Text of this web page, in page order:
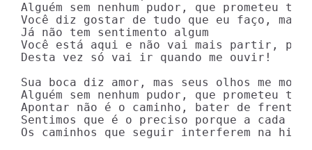
Alguém sem nenhum pudor, que prometeu
Você diz gostar de tudo que eu faço, mas
Já não tem sentimento algum
Você está aqui e não vai mais partir,
Desta vez só vai ir quando me ouvir!
Sua boca diz amor, mas seus olhos me
Alguém sem nenhum pudor, que prometeu
Apontar não é o caminho, bater de frente
Sentimos que é o preciso porque a cada
Os caminhos que seguir interferem na